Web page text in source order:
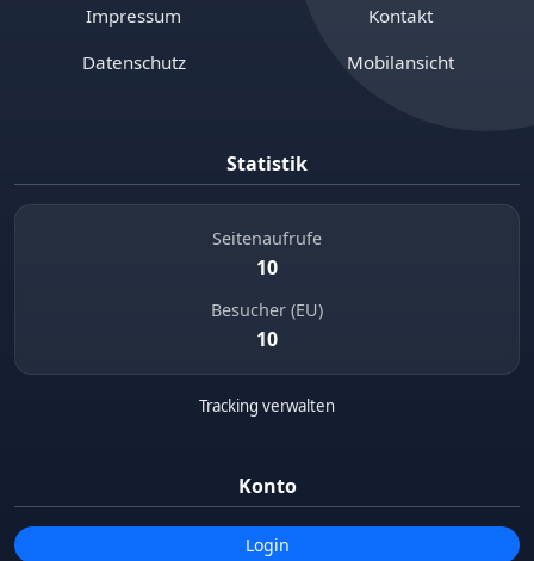
Impressum
Datenschutz
Kontakt
Mobilansicht
Statistik
Seitenaufrufe
10
Besucher (EU)
10
Tracking verwalten
Konto
Login